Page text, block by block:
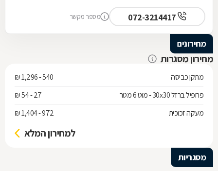
מספר מקשר
מחירונים
מחירון מסגרות
מתקן כביסה
540 - 1,296 ₪
פרופיל ברזל 30x30 - מוט 6 מטר
27 - 54 ₪
מעקה זכוכית
972 - 1,404 ₪
למחירון המלא
מסגריות